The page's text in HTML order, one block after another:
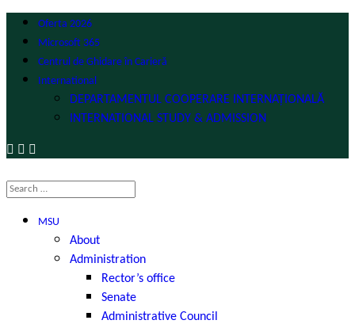
Oferta 2026
Microsoft 365
Centrul de Ghidare în Carieră
International
DEPARTAMENTUL COOPERARE INTERNAȚIONALĂ
INTERNATIONAL STUDY & ADMISSION
MSU
About
Administration
Rector’s office
Senate
Administrative Council